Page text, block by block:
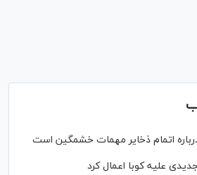
اتمام ذخایر مهمات خشمگین است
علیه کوبا اعمال کرد